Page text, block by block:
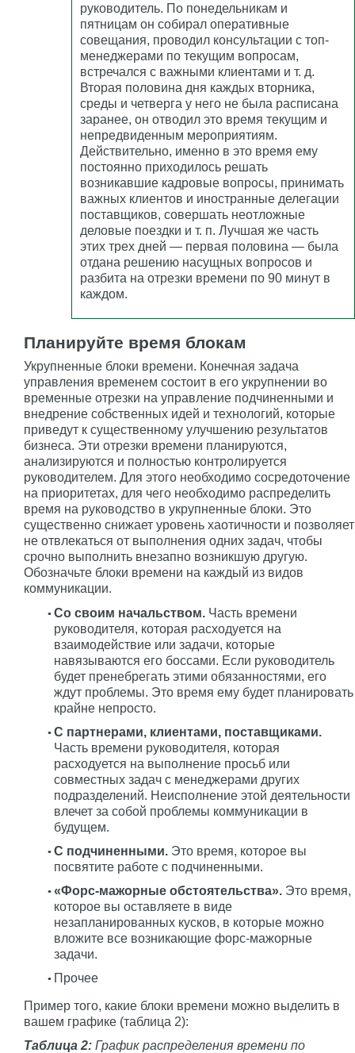
руководитель. По понедельникам и
пятницам он собирал оперативные
совещания, проводил консультации с топ-
менеджерами по текущим вопросам,
встречался с важными клиентами и т. д.
Вторая половина дня каждых вторника,
среды и четверга у него не была расписана
заранее, он отводил это время текущим и
непредвиденным мероприятиям.
Действительно, именно в это время ему
постоянно приходилось решать
возникавшие кадровые вопросы, принимать
важных клиентов и иностранные делегации
поставщиков, совершать неотложные
деловые поездки и т. п. Лучшая же часть
этих трех дней — первая половина — была
отдана решению насущных вопросов и
разбита на отрезки времени по 90 минут в
каждом.
Планируйте время блокам
Укрупненные блоки времени. Конечная задача
управления временем состоит в его укрупнении во
временные отрезки на управление подчиненными и
внедрение собственных идей и технологий, которые
приведут к существенному улучшению результатов
бизнеса. Эти отрезки времени планируются,
анализируются и полностью контролируется
руководителем. Для этого необходимо сосредоточение
на приоритетах, для чего необходимо распределить
время на руководство в укрупненные блоки. Это
существенно снижает уровень хаотичности и позволяет
не отвлекаться от выполнения одних задач, чтобы
срочно выполнить внезапно возникшую другую.
Обозначьте блоки времени на каждый из видов
коммуникации.
Со своим начальством. Часть времени
руководителя, которая расходуется на
взаимодействие или задачи, которые
навязываются его боссами. Если руководитель
будет пренебрегать этими обязанностями, его
ждут проблемы. Это время ему будет планировать
крайне непросто.
С партнерами, клиентами, поставщиками.
Часть времени руководителя, которая
расходуется на выполнение просьб или
совместных задач с менеджерами других
подразделений. Неисполнение этой деятельности
влечет за собой проблемы коммуникации в
будущем.
С подчиненными. Это время, которое вы
посвятите работе с подчиненными.
«Форс-мажорные обстоятельства». Это время,
которое вы оставляете в виде
незапланированных кусков, в которые можно
вложите все возникающие форс-мажорные
задачи.
Прочее
Пример того, какие блоки времени можно выделить в
вашем графике (таблица 2):
Таблица 2: График распределения времени по